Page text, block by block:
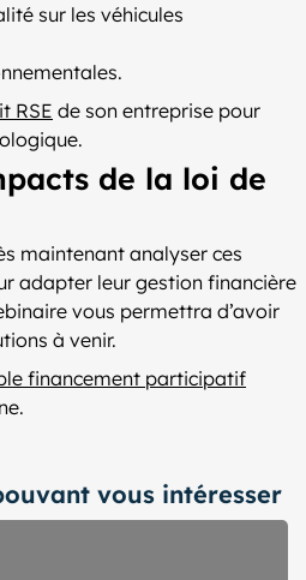
sur les véhicules
RSE de son entreprise pour
de la loi de
maintenant analyser ces
adapter leur gestion financière
vous permettra d’avoir
à venir.
financement participatif
vous intéresser